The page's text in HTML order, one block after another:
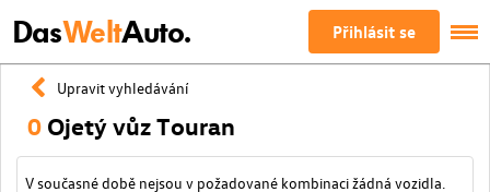
DasWeltAuto. Přihlásit se
Upravit vyhledávání
0 Ojetý vůz Touran
V současné době nejsou v požadované kombinaci žádná vozidla.